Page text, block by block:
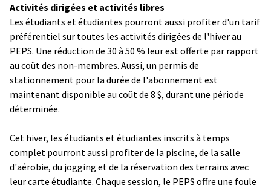
Activités dirigées et activités libres
Les étudiants et étudiantes pourront aussi profiter d'un tarif
préférentiel sur toutes les activités dirigées de l'hiver au
PEPS. Une réduction de 30 à 50 % leur est offerte par rapport
au coût des non-membres. Aussi, un permis de
stationnement pour la durée de l'abonnement est
maintenant disponible au coût de 8 $, durant une période
déterminée.
Cet hiver, les étudiants et étudiantes inscrits à temps
complet pourront aussi profiter de la piscine, de la salle
d'aérobie, du jogging et de la réservation des terrains avec
leur carte étudiante. Chaque session, le PEPS offre une foule